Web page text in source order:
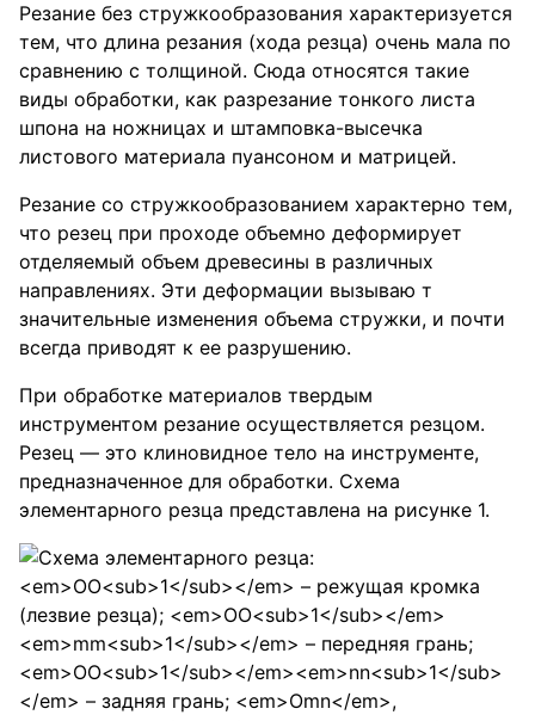
Резание без стружкообразования характеризуется
тем, что длина резания (хода резца) очень мала по
сравнению с толщиной. Сюда относятся такие
виды обработки, как разрезание тонкого листа
шпона на ножницах и штамповка-высечка
листового материала пуансоном и матрицей.
Резание со стружкообразованием характерно тем,
что резец при проходе объемно деформирует
отделяемый объем древесины в различных
направлениях. Эти деформации вызываю т
значительные изменения объема стружки, и почти
всегда приводят к ее разрушению.
При обработке материалов твердым
инструментом резание осуществляется резцом.
Резец — это клиновидное тело на инструменте,
предназначенное для обработки. Схема
элементарного резца представлена на рисунке 1.